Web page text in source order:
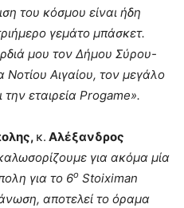
του κόσμου είναι ήδη
γεμάτο μπάσκετ.
μου τον Δήμου Σύρου-
Αιγαίου, τον μεγάλο
την εταιρεία Progame».
κ. Αλέξανδρος
για ακόμα μία
για το 6ο Stoiximan
αποτελεί το όραμα